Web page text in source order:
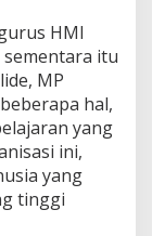
HMI
sementara itu
MP
hal,
yang
ini,
yang
tinggi